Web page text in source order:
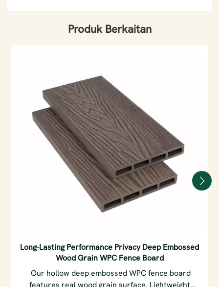
Produk Berkaitan
Long-Lasting Performance Privacy Deep Embossed
Wood Grain WPC Fence Board
Our hollow deep embossed WPC fence board
features real wood grain surface. Lightweight